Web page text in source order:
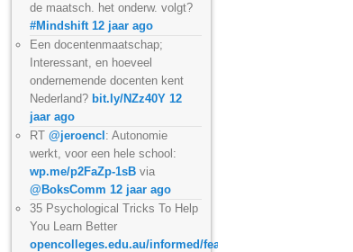
de maatsch. het onderw. volgt?
#Mindshift 12 jaar ago
Een docentenmaatschap;
Interessant, en hoeveel
ondernemende docenten kent
Nederland? bit.ly/NZz40Y 12
jaar ago
RT@jeroencl : Autonomie
werkt, voor een hele school:
wp.me/p2FaZp-1sB via
@BoksComm 12 jaar ago
35 Psychological Tricks To Help
You Learn Better
opencolleges.edu.au/informed/featu…